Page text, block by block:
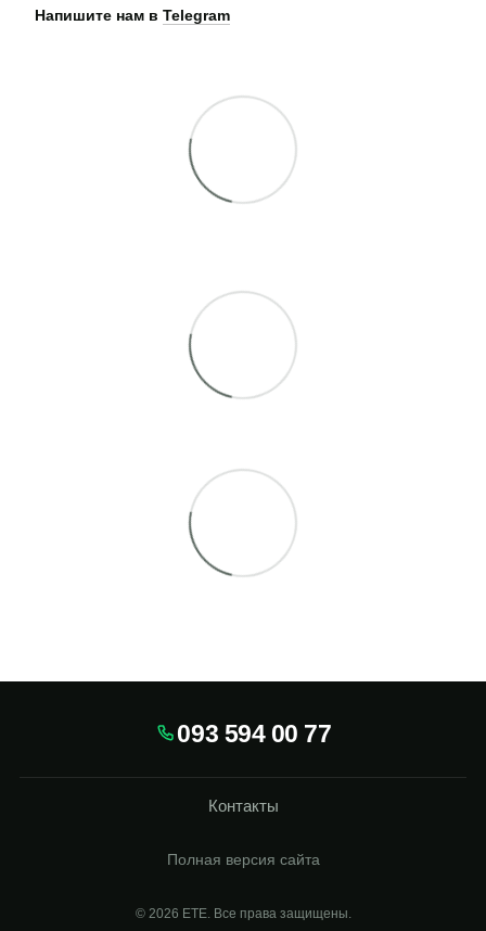
Напишите нам в Telegram
093 594 00 77
Контакты
Полная версия сайта
© 2026